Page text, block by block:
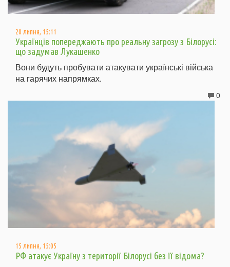
20 липня, 15:11
Українців попереджають про реальну загрозу з Білорусі:
що задумав Лукашенко
Вони будуть пробувати атакувати українські війська
на гарячих напрямках.
0
15 липня, 15:05
РФ атакує Україну з території Білорусі без її відома?